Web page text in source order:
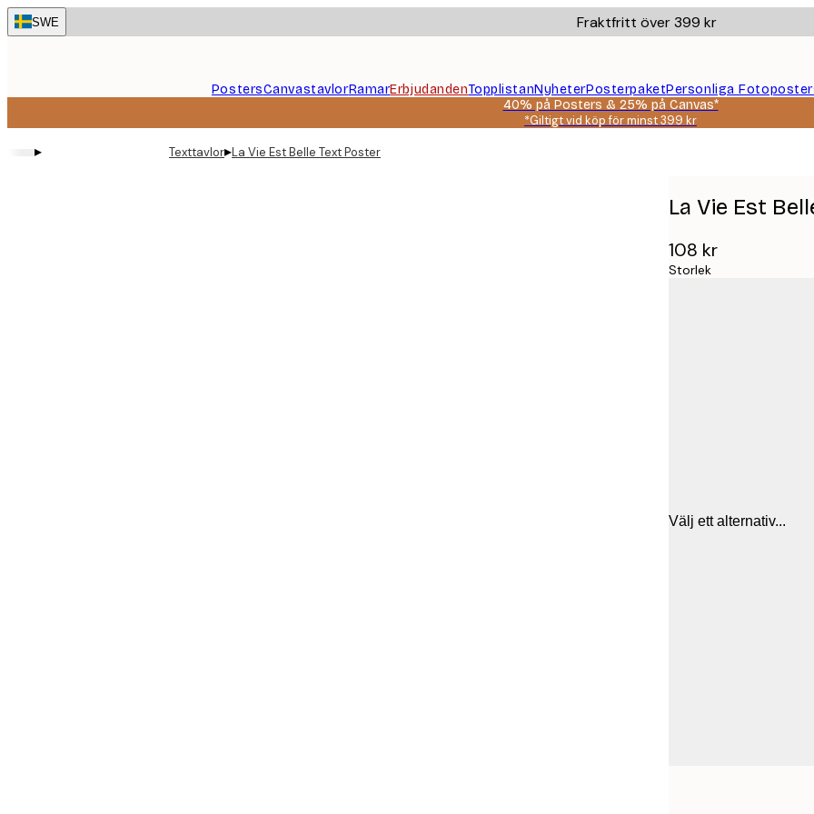
Skip
to
SWE Fraktfritt över 399 kr
PostersCanvastavlorRamarErbjudandenTopplistanNyheterPosterpaketPersonliga
40% på Posters & 25% på Canvas*
*Giltigt vid köp för minst 399 kr
▸ Texttavlor▸La Vie Est Belle Text Poster
La Vie Est
108 kr
Storlek
Välj ett alternativ...